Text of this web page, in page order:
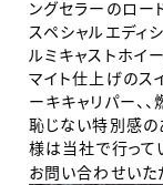
ングセラーのロー
スペシャルエディ
ルミキャストホイ
マイト仕上げのス
ーキキャリパー、
恥じない特別感の
様は当社で行って
お問い合わせいた